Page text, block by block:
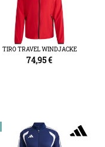
TIRO TRAVEL WINDJACKE
74,95€